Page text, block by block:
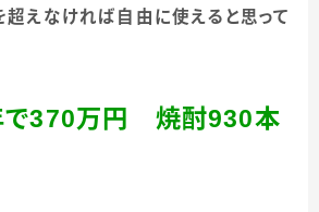
超えなければ自由に使えると思って
370万円 焼酎930本